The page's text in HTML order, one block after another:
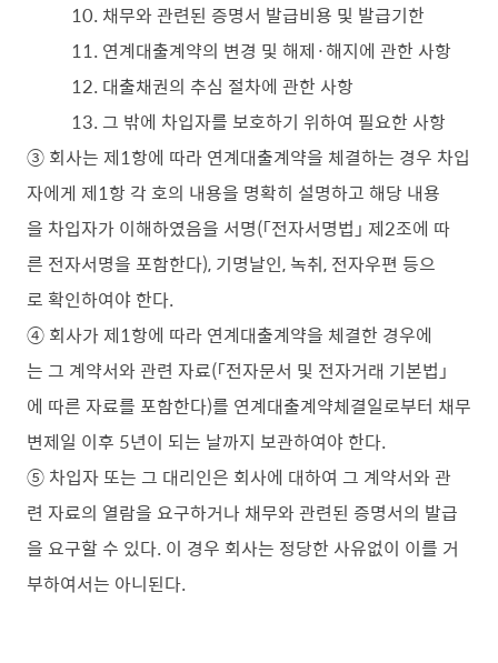
10. 채무와 관련된 증명서 발급비용 및 발급기한
11. 연계대출계약의 변경 및 해제·해지에 관한 사항
12. 대출채권의 추심 절차에 관한 사항
13. 그 밖에 차입자를 보호하기 위하여 필요한 사항
③ 회사는 제1항에 따라 연계대출계약을 체결하는 경우 차입
자에게 제1항 각 호의 내용을 명확히 설명하고 해당 내용
을 차입자가 이해하였음을 서명(「전자서명법」 제2조에 따
른 전자서명을 포함한다), 기명날인, 녹취, 전자우편 등으
로 확인하여야 한다.
④ 회사가 제1항에 따라 연계대출계약을 체결한 경우에
는 그 계약서와 관련 자료(「전자문서 및 전자거래 기본법」
에 따른 자료를 포함한다)를 연계대출계약체결일로부터 채무
변제일 이후 5년이 되는 날까지 보관하여야 한다.
⑤ 차입자 또는 그 대리인은 회사에 대하여 그 계약서와 관
련 자료의 열람을 요구하거나 채무와 관련된 증명서의 발급
을 요구할 수 있다. 이 경우 회사는 정당한 사유없이 이를 거
부하여서는 아니된다.